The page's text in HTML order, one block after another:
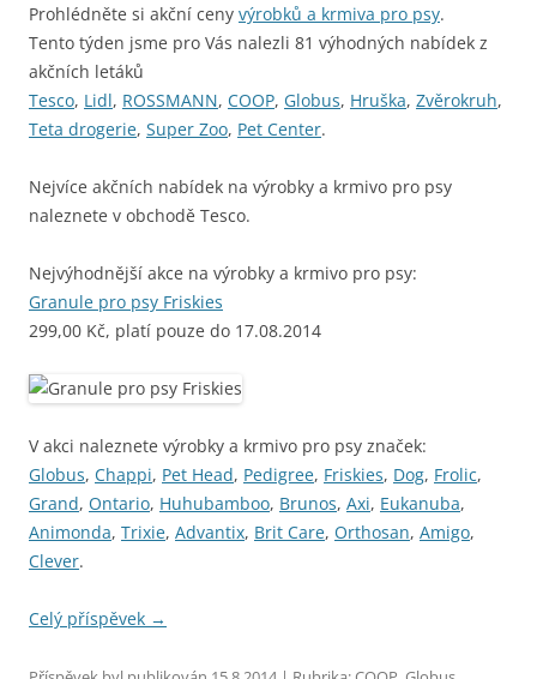
Prohlédněte si akční ceny výrobků a krmiva pro psy.
Tento týden jsme pro Vás nalezli 81 výhodných nabídek z
akčních letáků
Tesco, Lidl, ROSSMANN, COOP, Globus, Hruška, Zvěrokruh,
Teta drogerie, Super Zoo, Pet Center.
Nejvíce akčních nabídek na výrobky a krmivo pro psy
naleznete v obchodě Tesco.
Nejvýhodnější akce na výrobky a krmivo pro psy:
Granule pro psy Friskies
299,00 Kč, platí pouze do 17.08.2014
V akci naleznete výrobky a krmivo pro psy značek:
Globus, Chappi, Pet Head, Pedigree, Friskies, Dog, Frolic,
Grand, Ontario, Huhubamboo, Brunos, Axi, Eukanuba,
Animonda, Trixie, Advantix, Brit Care, Orthosan, Amigo,
Clever.
Celý příspěvek →